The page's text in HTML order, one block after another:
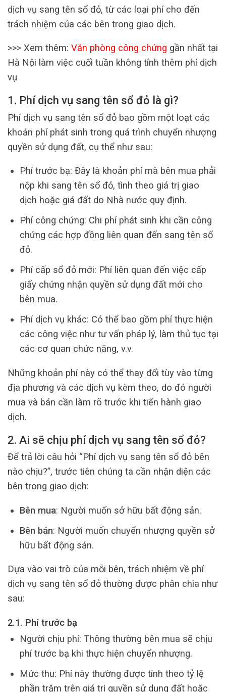
dịch vụ sang tên sổ đỏ, từ các loại phí cho đến
trách nhiệm của các bên trong giao dịch.
>>> Xem thêm: Văn phòng công chứng gần nhất tại
Hà Nội làm việc cuối tuần không tính thêm phí dịch
vụ
1. Phí dịch vụ sang tên sổ đỏ là gì?
Phí dịch vụ sang tên sổ đỏ bao gồm một loạt các
khoản phí phát sinh trong quá trình chuyển nhượng
quyền sử dụng đất, cụ thể như sau:
Phí trước bạ: Đây là khoản phí mà bên mua phải
nộp khi sang tên sổ đỏ, tình theo giá trị giao
dịch hoặc giá đất do Nhà nước quy định.
Phí công chứng: Chi phí phát sinh khi cần công
chứng các hợp đồng liên quan đến sang tên sổ
đỏ.
Phí cấp sổ đỏ mới: Phí liên quan đến việc cấp
giấy chứng nhận quyền sử dụng đất mới cho
bên mua.
Phí dịch vụ khác: Có thể bao gồm phí thực hiện
các công việc như tư vấn pháp lý, làm thủ tục tại
các cơ quan chức năng, v.v.
Những khoản phí này có thể thay đổi tùy vào từng
địa phương và các dịch vụ kèm theo, do đó người
mua và bán cần làm rõ trước khi tiến hành giao
dịch.
2. Ai sẽ chịu phí dịch vụ sang tên sổ đỏ?
Để trả lời câu hỏi “Phí dịch vụ sang tên sổ đỏ bên
nào chịu?”, trước tiên chúng ta cần nhận diện các
bên trong giao dịch:
Bên mua: Người muốn sở hữu bất động sản.
Bên bán: Người muốn chuyển nhượng quyền sở
hữu bất động sản.
Dựa vào vai trò của mỗi bên, trách nhiệm về phí
dịch vụ sang tên sổ đỏ thường được phân chia như
sau:
2.1. Phí trước bạ
Người chịu phí: Thông thường bên mua sẽ chịu
phí trước bạ khi thực hiện chuyển nhượng.
Mức thu: Phí này thường được tính theo tỷ lệ
phần trăm trên giá trị quyền sử dụng đất hoặc